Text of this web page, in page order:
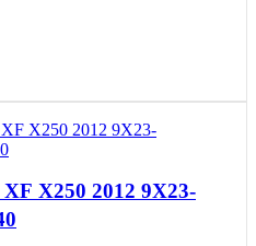
X250 2012 9X23-